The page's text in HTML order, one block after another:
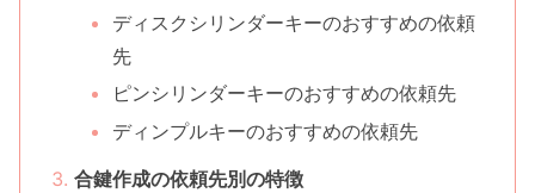
ディスクシリンダーキーのおすすめの依頼
先
ピンシリンダーキーのおすすめの依頼先
ディンプルキーのおすすめの依頼先
合鍵作成の依頼先別の特徴